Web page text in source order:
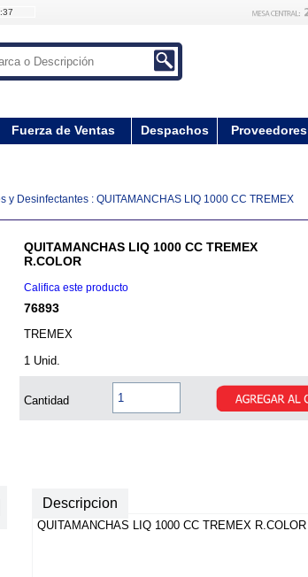
Fuerza de Ventas Despachos Proveedores
y Desinfectantes : QUITAMANCHAS LIQ 1000 CC TREMEX
QUITAMANCHAS LIQ 1000 CC TREMEX
R.COLOR
Califica este producto
76893
TREMEX
1 Unid.
Cantidad
Descripcion
QUITAMANCHAS LIQ 1000 CC TREMEX R.COLOR